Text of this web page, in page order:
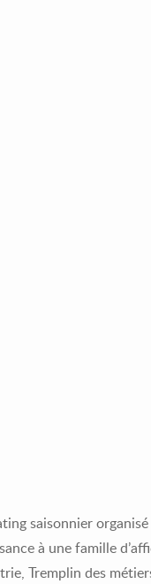
saisonnier
à une famille
Tremplin des